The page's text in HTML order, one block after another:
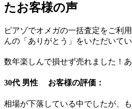
たお客様の声
ピアゾでオメガの一括査定をご利
んの「ありがとう」をいただいて
数年楽しんで損せず売れました！
30代 男性 お客様の評価：
相場が下落している中でしたが、